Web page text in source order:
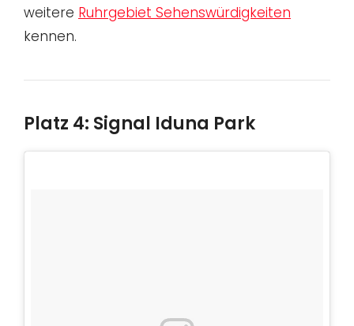
weitere Ruhrgebiet Sehenswürdigkeiten
kennen.
Platz 4: Signal Iduna Park